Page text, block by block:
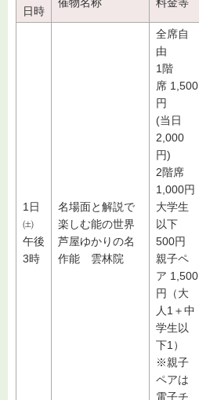
日時
1日
㈯
午後
3時
名場面と解説で
楽しむ能の世界
芦屋ゆかりの名
作能 雲林院
全席自
由
1階
席 1,500
円
(当日
2,000
円)
2階席
1,000円
大学生
以下
500円
親子ペ
ア 1,500
円（大
人1＋中
学生以
下1）
※親子
ペアは
電子チ